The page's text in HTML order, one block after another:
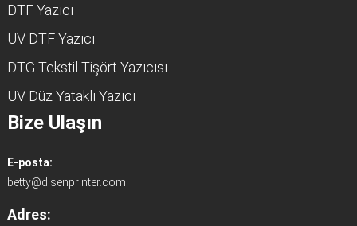
DTF Yazıcı
UV DTF Yazıcı
DTG Tekstil Tişört Yazıcısı
UV Düz Yataklı Yazıcı
Bize Ulaşın
E-posta:
betty@disenprinter.com
Adres: